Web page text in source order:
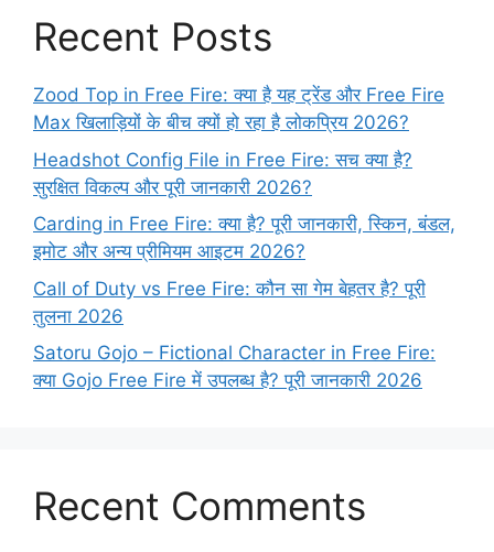
Recent Posts
Zood Top in Free Fire: क्या है यह ट्रेंड और Free Fire
Max खिलाड़ियों के बीच क्यों हो रहा है लोकप्रिय 2026?
Headshot Config File in Free Fire: सच क्या है?
सुरक्षित विकल्प और पूरी जानकारी 2026?
Carding in Free Fire: क्या है? पूरी जानकारी, स्किन, बंडल,
इमोट और अन्य प्रीमियम आइटम 2026?
Call of Duty vs Free Fire: कौन सा गेम बेहतर है? पूरी
तुलना 2026
Satoru Gojo – Fictional Character in Free Fire:
क्या Gojo Free Fire में उपलब्ध है? पूरी जानकारी 2026
Recent Comments